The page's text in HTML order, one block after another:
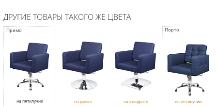
ДРУГИЕ ТОВАРЫ ТАКОГО ЖЕ ЦВЕТА